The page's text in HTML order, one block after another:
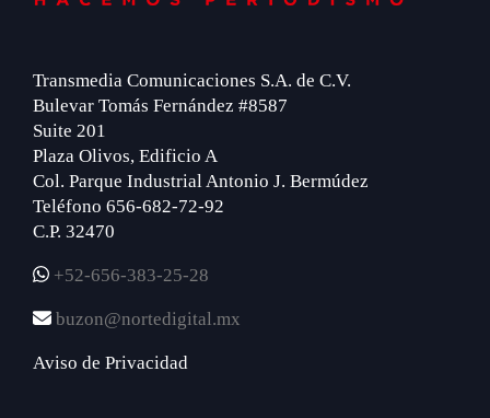
Transmedia Comunicaciones S.A. de C.V.
Bulevar Tomás Fernández #8587
Suite 201
Plaza Olivos, Edificio A
Col. Parque Industrial Antonio J. Bermúdez
Teléfono 656-682-72-92
C.P. 32470
+52-656-383-25-28
buzon@nortedigital.mx
Aviso de Privacidad